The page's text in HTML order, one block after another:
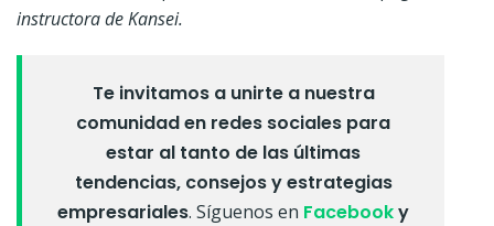
instructora de Kansei.
Te invitamos a unirte a nuestra
comunidad en redes sociales para
estar al tanto de las últimas
tendencias, consejos y estrategias
empresariales. Síguenos en Facebooky